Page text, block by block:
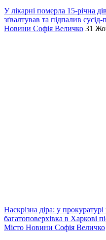
У лікарні померла 15-річна
зґвалтував та підпалив сусід-
Новини Софія Величко 31
Наскрізна діра: у
багатоповерхівка в Харкові
Місто Новини Софія Величко